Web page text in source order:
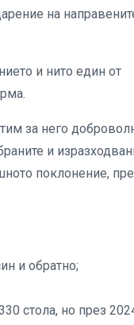
на
и нито един от
за него
и
поклонение,
и обратно;
стола, но през 2024